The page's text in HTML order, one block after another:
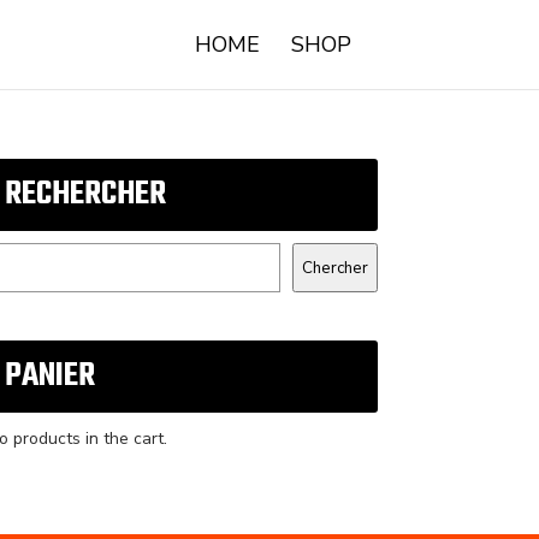
HOME SHOP
RECHERCHER
Chercher
PANIER
products in the cart.